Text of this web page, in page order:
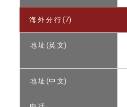
海 外 分 行 (7)
地 址 (英 文)
地 址 (中 文)